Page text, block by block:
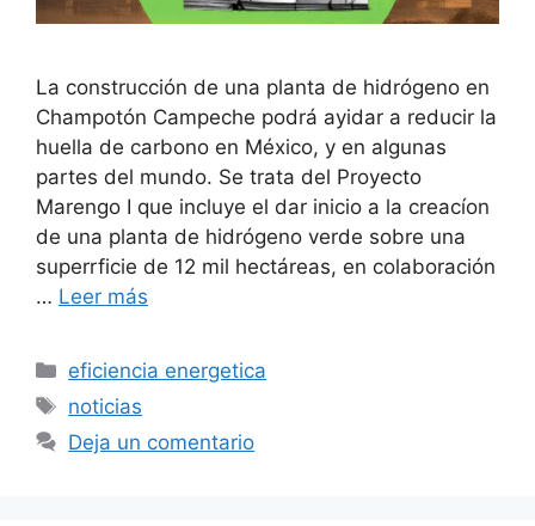
La construcción de una planta de hidrógeno en
Champotón Campeche podrá ayidar a reducir la
huella de carbono en México, y en algunas
partes del mundo. Se trata del Proyecto
Marengo I que incluye el dar inicio a la creacíon
de una planta de hidrógeno verde sobre una
superrficie de 12 mil hectáreas, en colaboración
… Leer más
Categorías
eficiencia energetica
Etiquetas
noticias
Deja un comentario